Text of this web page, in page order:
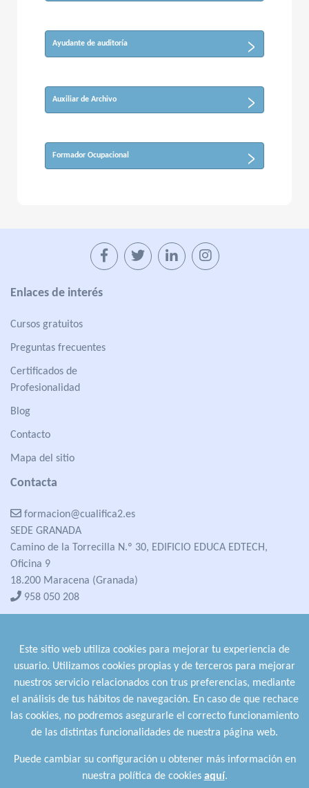
Ayudante de auditoría
Auxiliar de Archivo
Formador Ocupacional
Enlaces de interés
Cursos gratuitos
Preguntas frecuentes
Certificados de
Profesionalidad
Blog
Contacto
Mapa del sitio
Contacta
formacion@cualifica2.es
SEDE GRANADA
Camino de la Torrecilla N.º 30, EDIFICIO EDUCA EDTECH,
Oficina 9
18.200 Maracena (Granada)
958 050 208
958 991 970
Este sitio web utiliza cookies para mejorar tu experiencia de
usuario. Utilizamos cookies propias y de terceros para mejorar
nuestros servicio relacionados con trus preferencias, mediante
el análisis de tus hábitos de navegación. En caso de que rechace
las cookies, no podremos asegurarle el correcto funcionamiento
de las distintas funcionalidades de nuestra página web.
Puede cambiar su configuración u obtener más información en
nuestra política de cookies aquí.